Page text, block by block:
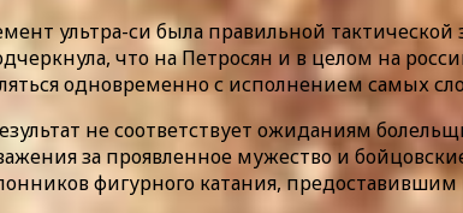
ультра-си была правильной
что на Петросян и в целом на
одновременно с исполнением самых
не соответствует ожиданиям
за проявленное мужество и
фигурного катания,